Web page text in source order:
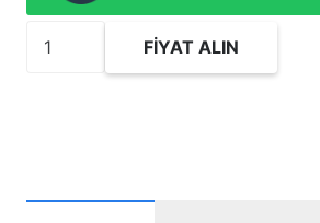
5945181
FIYAT ALIN